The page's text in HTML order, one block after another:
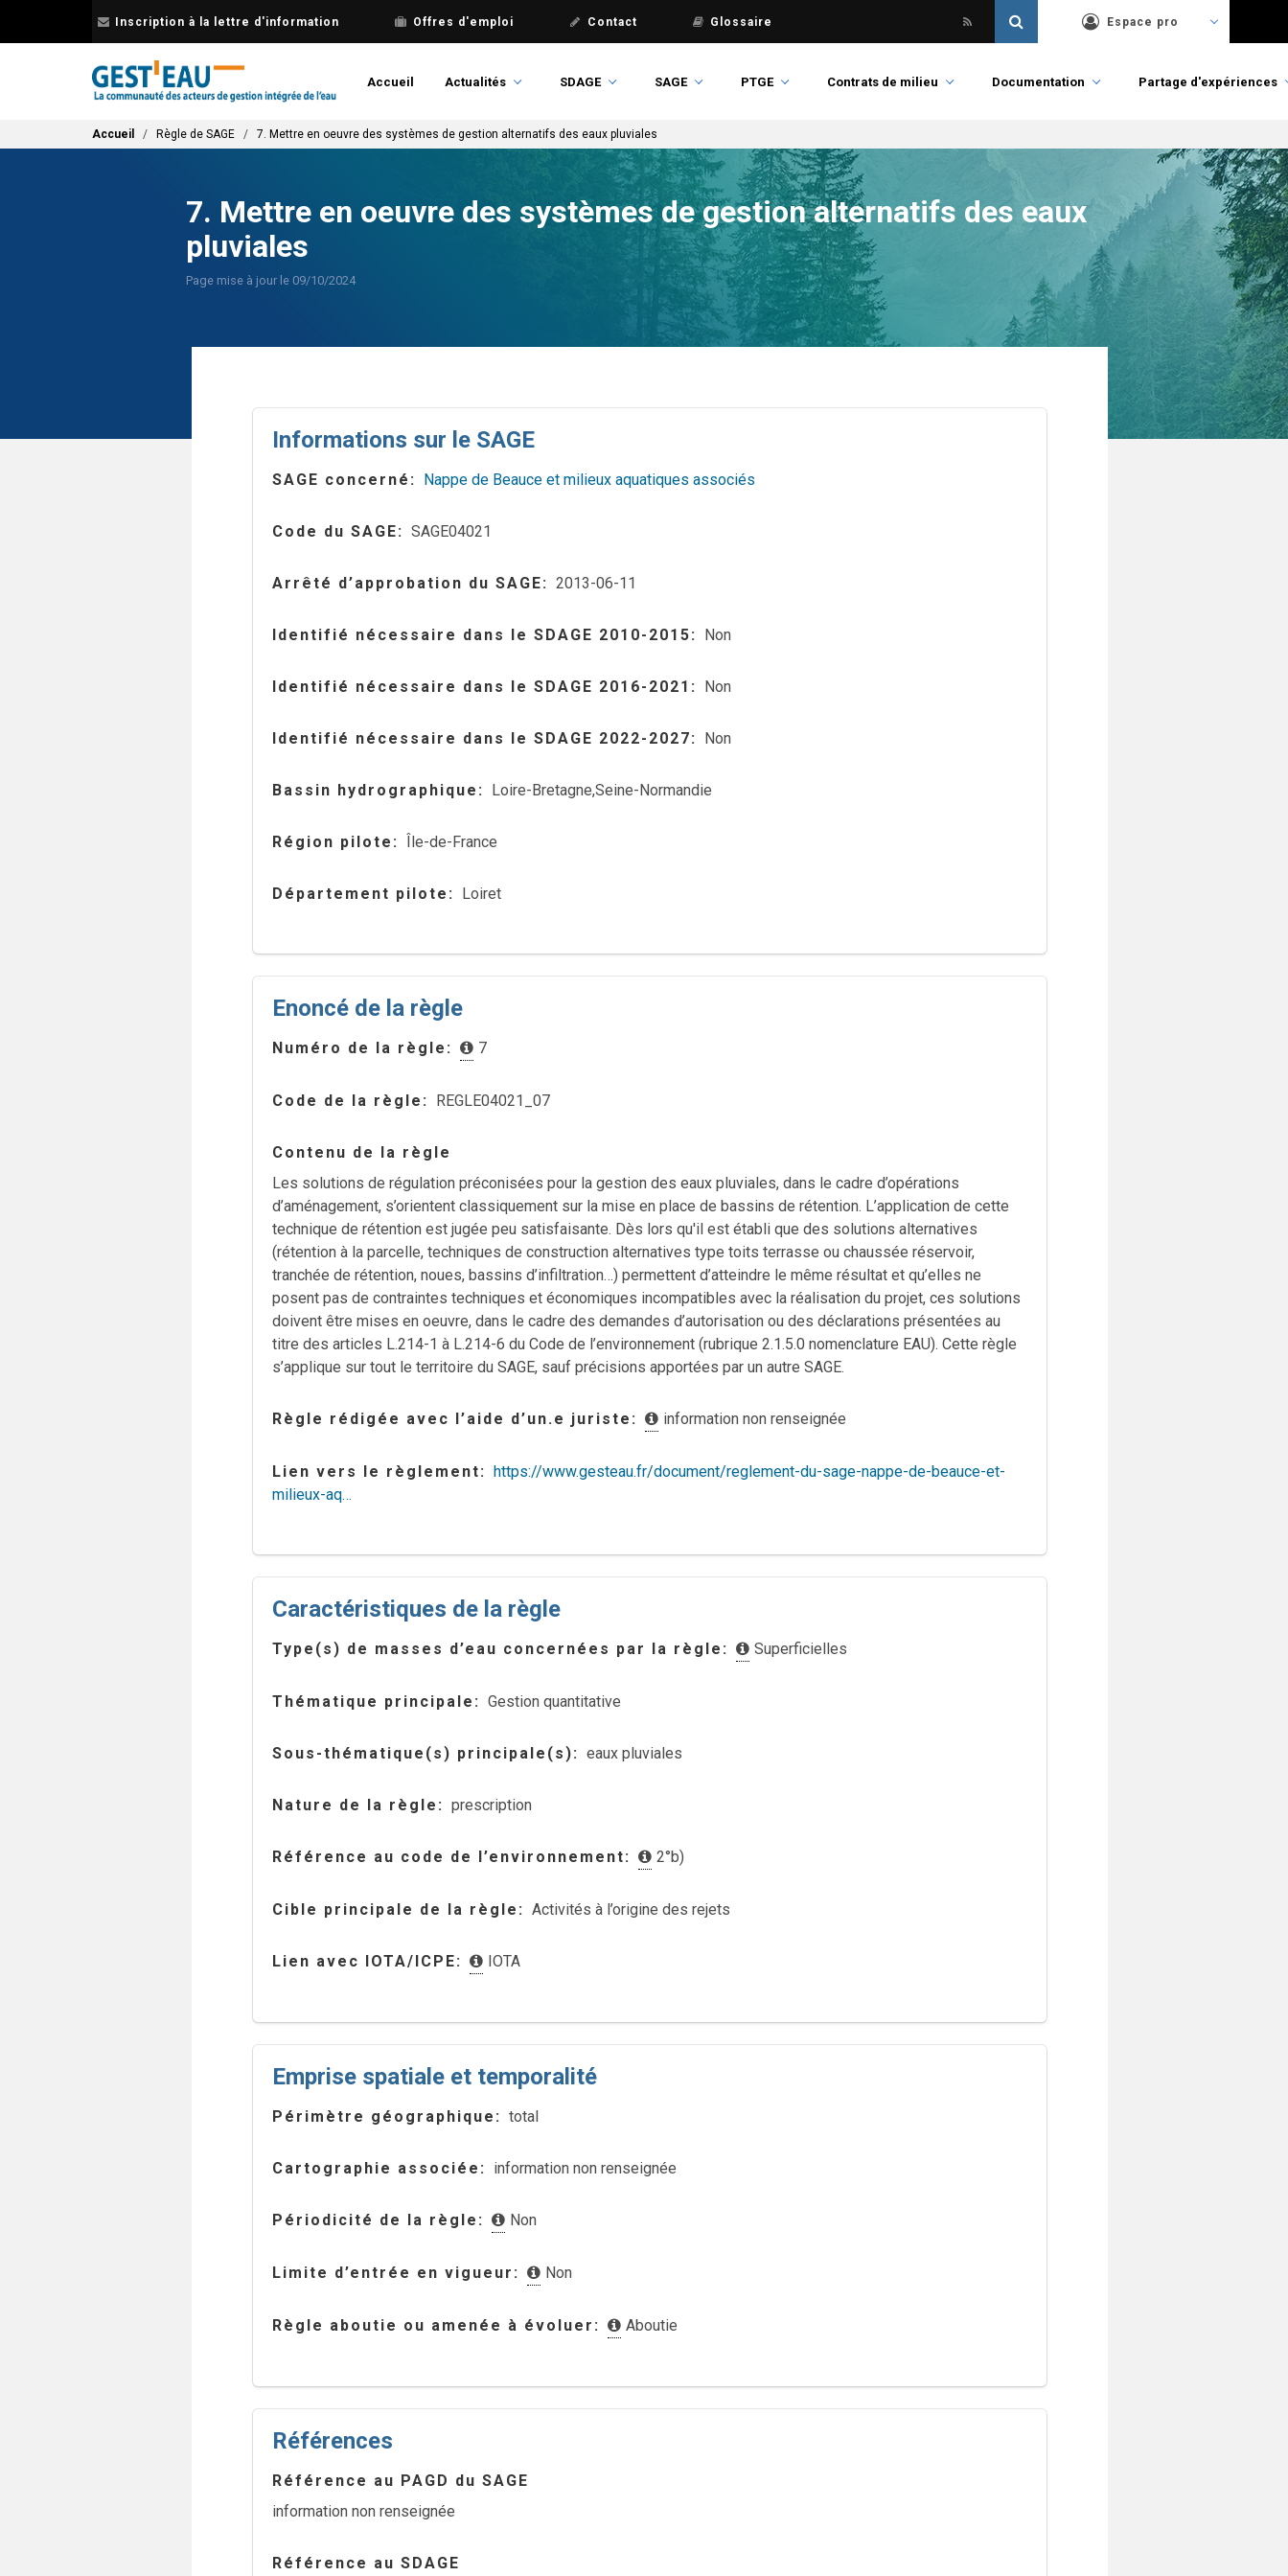
Inscription à la lettre d'information Offres d'emploi Contact Glossaire Espace pro
Accueil Actualités SDAGE SAGE PTGE Contrats de milieu Documentation Partage d'expériences
Fil d'Ariane
Accueil Règle de SAGE 7. Mettre en oeuvre des systèmes de gestion alternatifs des eaux pluviales
7. Mettre en oeuvre des systèmes de gestion alternatifs des eaux
pluviales
Page mise à jour le 09/10/2024
Informations sur le SAGE
SAGE concerné Nappe de Beauce et milieux aquatiques associés
Code du SAGE SAGE04021
Arrêté d’approbation du SAGE 2013-06-11
Identifié nécessaire dans le SDAGE 2010-2015 Non
Identifié nécessaire dans le SDAGE 2016-2021 Non
Identifié nécessaire dans le SDAGE 2022-2027 Non
Bassin hydrographique Loire-Bretagne,Seine-Normandie
Région pilote Île-de-France
Département pilote Loiret
Enoncé de la règle
Numéro de la règle 7
Code de la règle REGLE04021_07
Contenu de la règle
Les solutions de régulation préconisées pour la gestion des eaux pluviales, dans le cadre d’opérations
d’aménagement, s’orientent classiquement sur la mise en place de bassins de rétention. L’application de cette
technique de rétention est jugée peu satisfaisante. Dès lors qu'il est établi que des solutions alternatives
(rétention à la parcelle, techniques de construction alternatives type toits terrasse ou chaussée réservoir,
tranchée de rétention, noues, bassins d’infiltration…) permettent d’atteindre le même résultat et qu’elles ne
posent pas de contraintes techniques et économiques incompatibles avec la réalisation du projet, ces solutions
doivent être mises en oeuvre, dans le cadre des demandes d’autorisation ou des déclarations présentées au
titre des articles L.214-1 à L.214-6 du Code de l’environnement (rubrique 2.1.5.0 nomenclature EAU). Cette règle
s’applique sur tout le territoire du SAGE, sauf précisions apportées par un autre SAGE.
Règle rédigée avec l’aide d’un.e juriste information non renseignée
Lien vers le règlement
https://www.gesteau.fr/document/reglement-du-sage-nappe-de-beauce-et-
milieux-aq…
Caractéristiques de la règle
Type(s) de masses d’eau concernées par la règle Superficielles
Thématique principale Gestion quantitative
Sous-thématique(s) principale(s) eaux pluviales
Nature de la règle prescription
Référence au code de l’environnement 2°b)
Cible principale de la règle Activités à l’origine des rejets
Lien avec IOTA/ICPE IOTA
Emprise spatiale et temporalité
Périmètre géographique total
Cartographie associée information non renseignée
Périodicité de la règle Non
Limite d’entrée en vigueur Non
Règle aboutie ou amenée à évoluer Aboutie
Références
Référence au PAGD du SAGE
information non renseignée
Référence au SDAGE